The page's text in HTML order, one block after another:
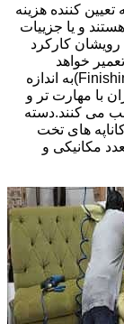
کننده هزینه
و یا جزییات
رویشان کارکرد
خواهد
بود.برخی کارهای ظریف تر در مرحله پایانی (Finishing)به اندازه
با مهارت تر و
می کنند.دسته
های تخت
مکانیکی و